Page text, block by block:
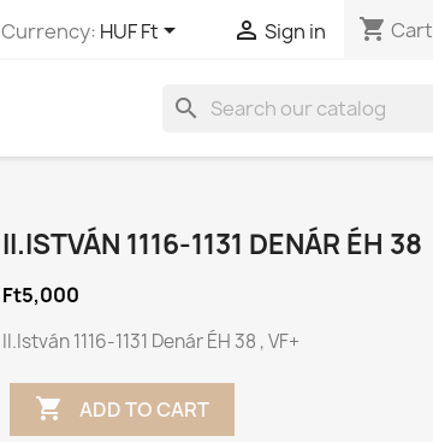
Currency: HUF Ft  Sign in shopping_cart Cart
search
II.ISTVÁN 1116-1131 DENÁR ÉH 38
Ft5,000
II.István 1116-1131 Denár ÉH 38 , VF+
 ADD TO CART